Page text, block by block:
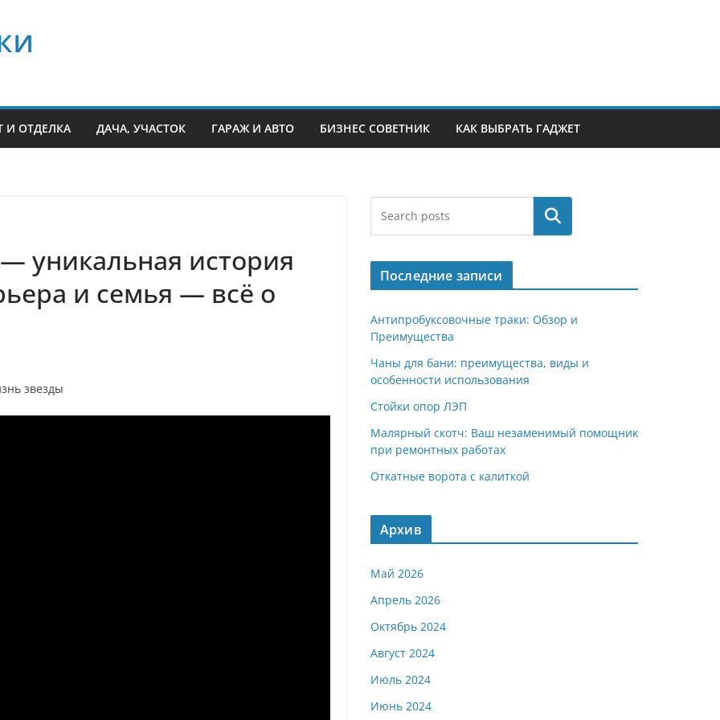
И ОТДЕЛКА ДАЧА, УЧАСТОК ГАРАЖ И АВТО БИЗНЕС СОВЕТНИК КАК ВЫБРАТЬ ГАДЖЕТ
уникальная история
и семья — всё о
Поиск
Последние записи
Антипробуксовочные траки: Обзор и
Преимущества
Чаны для бани: преимущества, виды и
особенности использования
Стойки опор ЛЭП
Малярный скотч: Ваш незаменимый помощник
при ремонтных работах
Откатные ворота с калиткой
Архив
Май 2026
Апрель 2026
Октябрь 2024
Август 2024
Июль 2024
Июнь 2024